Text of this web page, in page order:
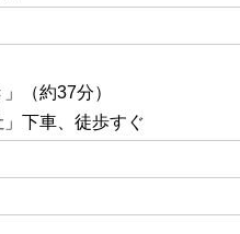
（約37分）
下車、徒歩すぐ